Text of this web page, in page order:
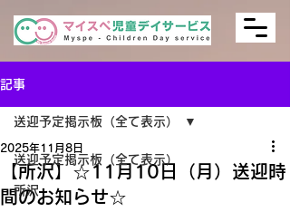
記事
送迎予定掲示板（全て表示）
所沢
送迎予定掲示板（全て表示）
【所沢】☆11月10日（月）送迎時
間のお知らせ☆
2025年11月8日